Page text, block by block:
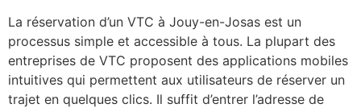
La réservation d’un VTC à Jouy-en-Josas est un
processus simple et accessible à tous. La plupart des
entreprises de VTC proposent des applications mobiles
intuitives qui permettent aux utilisateurs de réserver un
trajet en quelques clics. Il suffit d’entrer l’adresse de